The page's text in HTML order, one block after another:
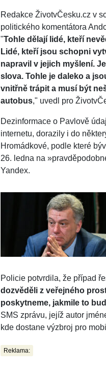
Redakce ŽivotvČesku.cz v
politického komentátora
"Tohle dělají lidé, kteří
Lidé, kteří jsou schopni
napravil v jejich myšlení.
slova. Tohle je daleko a
vnitřně trápit a musí být
autobus," uvedl pro
Dezinformace o Pavlově
internetu, dorazily i do
Hromádkové, podle které
26. ledna na
Yandex.
Policie potvrdila, že případ
dozvěděli z veřejného
poskytneme, jakmile to
SMS zprávu, jejíž autor
kde dostane výzbroj pro
Reklama: